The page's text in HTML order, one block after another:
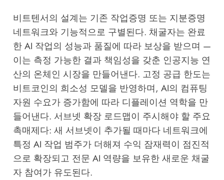
비트텐서의 설계는 기존 작업증명 또는 지분증명
네트워크와 기능적으로 구별된다. 채굴자는 완료
한 AI 작업의 성능과 품질에 따라 보상을 받으며 —
이는 측정 가능한 결과 책임성을 갖춘 인공지능 연
산의 온체인 시장을 만들어낸다. 고정 공급 한도는
비트코인의 희소성 모델을 반영하며, AI의 컴퓨팅
자원 수요가 증가함에 따라 디플레이션 역학을 만
들어낸다. 서브넷 확장 로드맵이 주시해야 할 주요
촉매제다: 새 서브넷이 추가될 때마다 네트워크에
특정 AI 작업 범주가 더해져 수익 잠재력이 점진적
으로 확장되고 전문 AI 역량을 보유한 새로운 채굴
자 참여가 유도된다.